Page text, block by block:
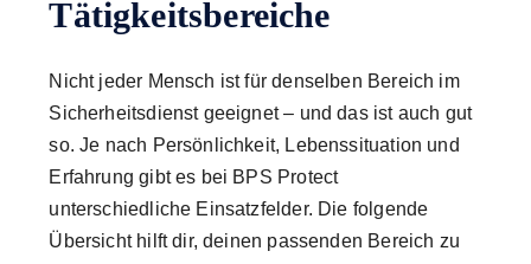
Tätigkeitsbereiche
Nicht jeder Mensch ist für denselben Bereich im
Sicherheitsdienst geeignet – und das ist auch gut
so. Je nach Persönlichkeit, Lebenssituation und
Erfahrung gibt es bei BPS Protect
unterschiedliche Einsatzfelder. Die folgende
Übersicht hilft dir, deinen passenden Bereich zu